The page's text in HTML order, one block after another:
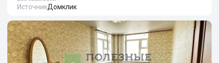
ИсточникДомклик